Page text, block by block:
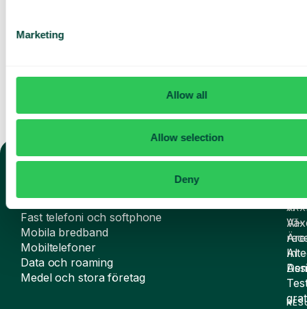
Marketing
Allow all
Allow selection
Deny
Mobilabonnemang
Fast telefoni och softphone
Mobila bredband
Mobiltelefoner
Data och roaming
Medel och stora företag
AI
AI-
AI